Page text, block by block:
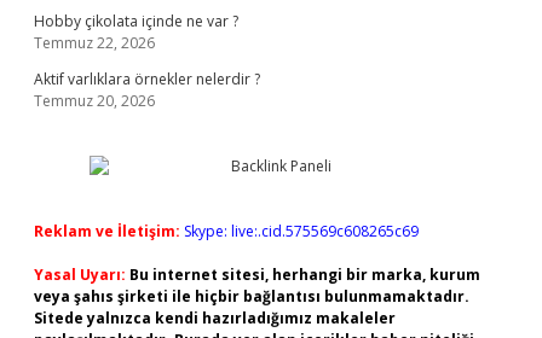
Hobby çikolata içinde ne var ?
Temmuz 22, 2026
Aktif varlıklara örnekler nelerdir ?
Temmuz 20, 2026
Reklam ve İletişim: Skype: live:.cid.575569c608265c69
Yasal Uyarı: Bu internet sitesi, herhangi bir marka, kurum
veya şahıs şirketi ile hiçbir bağlantısı bulunmamaktadır.
Sitede yalnızca kendi hazırladığımız makaleler